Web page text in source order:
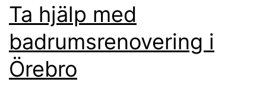
Ta hjälp med
badrumsrenovering i
Örebro